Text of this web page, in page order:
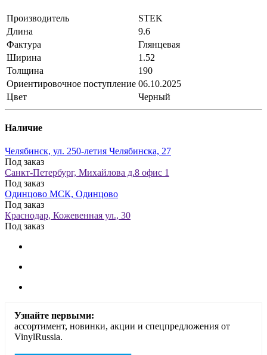
Производитель
STEK
Длина
9.6
Фактура
Глянцевая
Ширина
1.52
Толщина
190
Ориентировочное поступление 06.10.2025
Цвет
Черный
Наличие
Челябинск, ул. 250-летия Челябинска, 27
Под заказ
Санкт-Петербург, Михайлова д.8 офис 1
Под заказ
Одинцово МСК, Одинцово
Под заказ
Краснодар, Кожевенная ул., 30
Под заказ
Узнайте первыми:
ассортимент, новинки, акции и спецпредложения от
VinylRussia.